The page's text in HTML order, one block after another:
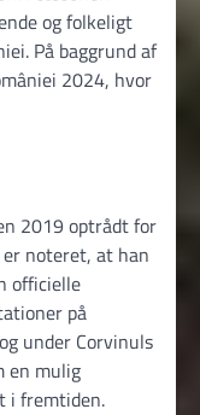
og folkeligt
På baggrund af
2024, hvor
2019 optrådt for
noteret, at han
officielle
på
under Corvinuls
en mulig
i fremtiden.